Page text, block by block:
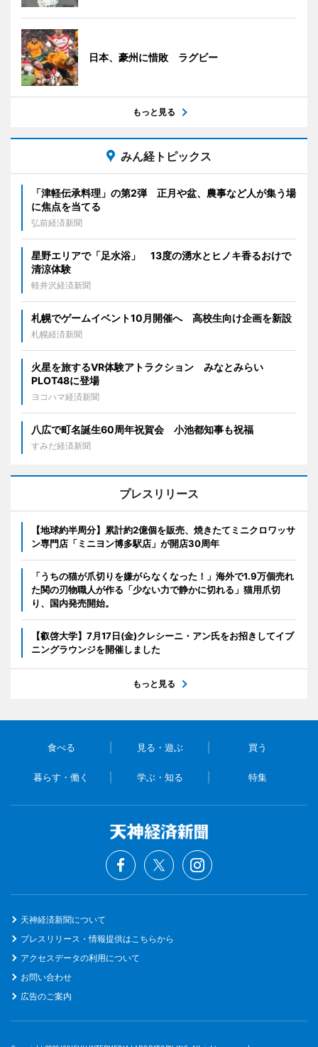
日本、豪州に惜敗 ラグビー
もっと見る
みん経トピックス
「津軽伝承料理」の第2弾 正月や盆、農事など人が集う場
に焦点を当てる
弘前経済新聞
星野エリアで「足水浴」 13度の湧水とヒノキ香るおけで
清涼体験
軽井沢経済新聞
札幌でゲームイベント10月開催へ 高校生向け企画を新設
札幌経済新聞
火星を旅するVR体験アトラクション みなとみらい
PLOT48に登場
ヨコハマ経済新聞
八広で町名誕生60周年祝賀会 小池都知事も祝福
すみだ経済新聞
プレスリリース
【地球約半周分】累計約2億個を販売、焼きたてミニクロワッサ
ン専門店「ミニヨン博多駅店」が開店30周年
「うちの猫が爪切りを嫌がらなくなった！」海外で1.9万個売れ
た関の刃物職人が作る「少ない力で静かに切れる」猫用爪切
り、国内発売開始。
【叡啓大学】7月17日(金)クレシーニ・アン氏をお招きしてイブ
ニングラウンジを開催しました
もっと見る
食べる 見る・遊ぶ 買う
暮らす・働く 学ぶ・知る 特集
天神経済新聞について
プレスリリース・情報提供はこちらから
アクセスデータの利用について
お問い合わせ
広告のご案内